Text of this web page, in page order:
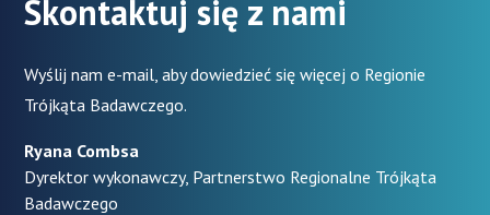
Skontaktuj się z nami
Wyślij nam e-mail, aby dowiedzieć się więcej o Regionie
Trójkąta Badawczego.
Ryana Combsa
Dyrektor wykonawczy, Partnerstwo Regionalne Trójkąta
Badawczego